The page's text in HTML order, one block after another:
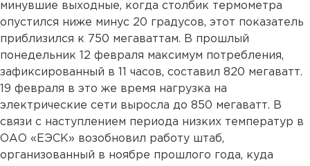
минувшие выходные, когда столбик термометра
опустился ниже минус 20 градусов, этот показатель
приблизился к 750 мегаваттам. В прошлый
понедельник 12 февраля максимум потребления,
зафиксированный в 11 часов, составил 820 мегаватт.
19 февраля в это же время нагрузка на
электрические сети выросла до 850 мегаватт. В
связи с наступлением периода низких температур в
ОАО «ЕЭСК» возобновил работу штаб,
организованный в ноябре прошлого года, куда